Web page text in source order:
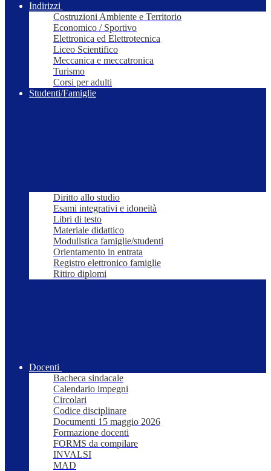
Indirizzi
Costruzioni Ambiente e Territorio
Economico / Sportivo
Elettronica ed Elettrotecnica
Liceo Scientifico
Meccanica e meccatronica
Turismo
Corsi per adulti
Studenti/Famiglie
Diritto allo studio
Esami integrativi e idoneità
Libri di testo
Materiale didattico
Modulistica famiglie/studenti
Orientamento in entrata
Registro elettronico famiglie
Ritiro diplomi
Docenti
Bacheca sindacale
Calendario impegni
Circolari
Codice disciplinare
Documenti 15 maggio 2026
Formazione docenti
FORMS da compilare
INVALSI
MAD